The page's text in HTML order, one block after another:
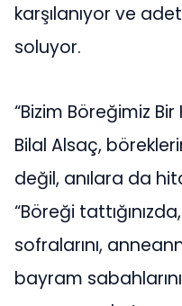
karşılanıyor ve
soluyor.
“Bizim Böreğimiz Bir
Bilal Alsaç,
değil, anılara da
“Böreği
sofralarını,
bayram sabahlarını